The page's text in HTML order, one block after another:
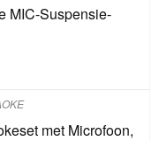
MIC-Suspensie-
met Microfoon,